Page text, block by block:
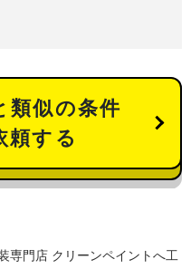
類似の条件
頼する
専門店 クリーンペイントへ工